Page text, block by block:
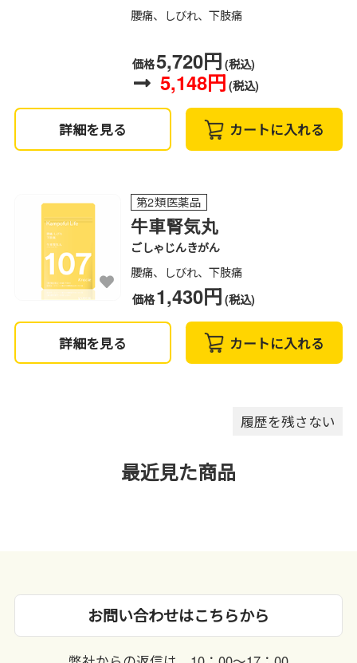
腰痛、しびれ、下肢痛
価格5,720円 (税込)
5,148円 (税込)
詳細を見る カートに入れる
第2類医薬品
牛車腎気丸
ごしゃじんきがん
腰痛、しびれ、下肢痛
価格1,430円 (税込)
詳細を見る カートに入れる
履歴を残さない
最近見た商品
お問い合わせはこちらから